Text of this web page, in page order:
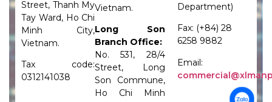
Street, Thanh My
Tay Ward, Ho Chi
Minh City,
Vietnam.
Tax code:
0312141038
Vietnam.
Long Son
Branch Office:
No. 531, 28/4
Street, Long
Son Commune,
Ho Chi Minh
Department)
Fax: (+84) 28
6258 9882
Email: